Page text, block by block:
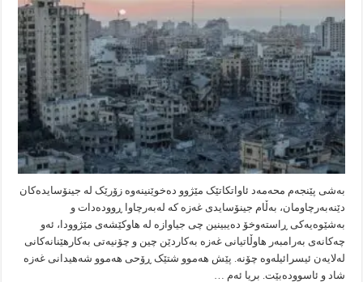
دەستکرد
و
داهاتوو…
چەکی
ئەتۆمی
دووەم
یان
زیرەکی
دەستکردی
یەکەم
بەشی پێنجەم محەمەد ئاواتکاتێک مێژوو دەخوێنینەوە زۆرێک لە جینۆسایدەکان
دێنەبەرچاومان، بەڵام جینۆسایدی غەزە کە لەبەرچاوا ڕوودەدات و
بەشێوەیەکی ڕاستەوخۆ دەیبینین چی جیاوازە لە هاوکێشەی مێژوودا، ئەو
چەکانەی بەرامبەر هاوڵاتیانی غەزە بەکاردێن چین و چۆنیەتی بەکارهێنانەکانی
لەلایەن ئیسرائیلەوە چۆنە. پێش هەموو شتێک ڕۆحی هەموو شەهیدانی غەزە
شاد و ئاسوودەبێت. بریا ئەم …